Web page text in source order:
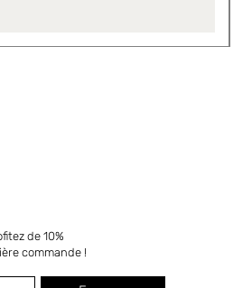
de 10%
commande !